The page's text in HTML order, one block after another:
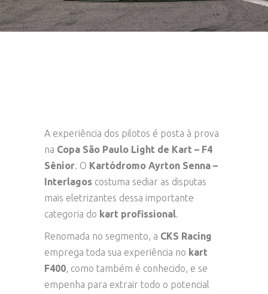
A experiência dos pilotos é posta à prova
na Copa São Paulo Light de Kart – F4
Sênior. O Kartódromo Ayrton Senna –
Interlagos costuma sediar as disputas
mais eletrizantes dessa importante
categoria do kart profissional.
Renomada no segmento, a CKS Racing
emprega toda sua experiência no kart
F400, como também é conhecido, e se
empenha para extrair todo o potencial